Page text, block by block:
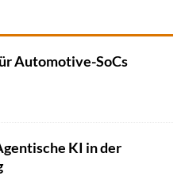
Automotive-SoCs
KI in der